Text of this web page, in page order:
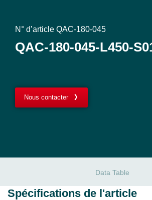
N° d’article QAC-180-045
QAC-180-045-L450-
Nous contacter
Data Table
Spécifications de l'article